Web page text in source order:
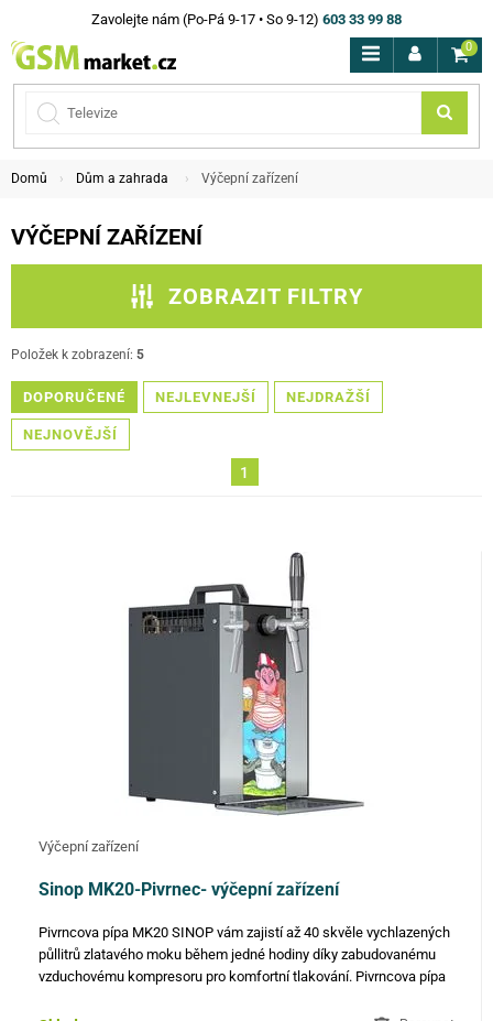
Zavolejte nám (Po-Pá 9-17 • So 9-12) 603 33 99 88
0
Domů Dům a zahrada Výčepní zařízení
VÝČEPNÍ ZAŘÍZENÍ
ZOBRAZIT FILTRY
ZPĚT NA DŮM A ZAHRADA
PODKATEGORIE
CENA
Položek k zobrazení: 5
DOPORUČENÉ NEJLEVNEJŠÍ NEJDRAŽŠÍ
NEJNOVĚJŠÍ
1
Výčepní zařízení
Sinop MK20-Pivrnec- výčepní zařízení
Pivrncova pípa MK20 SINOP vám zajistí až 40 skvěle vychlazených
půllitrů zlatavého moku během jedné hodiny díky zabudovanému
vzduchovému kompresoru pro komfortní tlakování. Pivrncova pípa